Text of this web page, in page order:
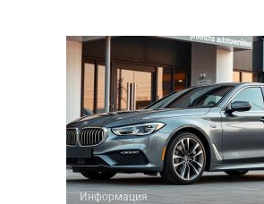
Информация